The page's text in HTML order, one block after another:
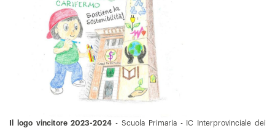
Il logo vincitore 2023-2024- Scuola Primaria - IC Interprovinciale dei